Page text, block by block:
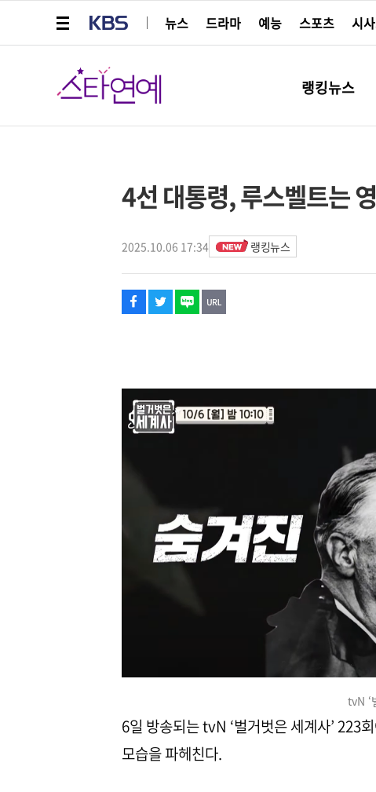
뉴스
드라마 예능 스포츠 시
스타연예
랭킹뉴스
4선 대통령, 루스벨트는
2025.10.06 17:34 랭킹뉴스
페이스북
트위터
네이버
URL복사
글씨 작게보기
글씨 크게보기
tvN ‘
6일 방송되는 tvN ‘벌거벗은 세계사’ 223
모습을 파헤친다.
해시태그